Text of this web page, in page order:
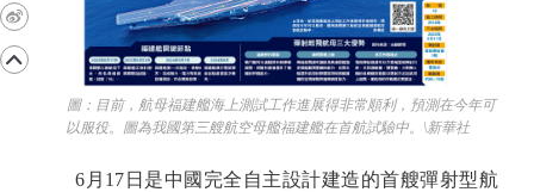
圖：目前，航母福建艦海上測試工作進展得非常順利，預測在今年可
以服役。圖為我國第三艘航空母艦福建艦在首航試驗中。\新華社
6月17日是中國完全自主設計建造的首艘彈射型航